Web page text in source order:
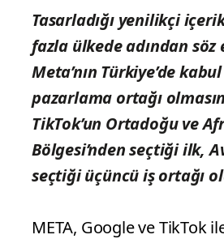
Tasarladığı yenilikçi
fazla ülkede adından söz
Meta’nın Türkiye’de
pazarlama ortağı
TikTok’un Ortadoğu ve
Bölgesi’nden seçtiği ilk,
seçtiği üçüncü iş ortağı
META, Google ve TikTok